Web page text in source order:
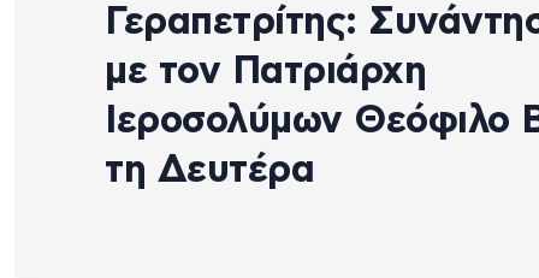
Γεραπετρίτης:
με τον Πατριάρχη
Ιεροσολύμων Θεόφιλο
τη Δευτέρα